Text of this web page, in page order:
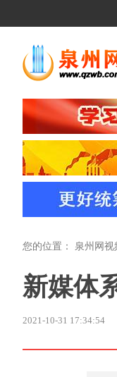
您的位置： 泉州网视
新媒体
2021-10-31 17:34:54